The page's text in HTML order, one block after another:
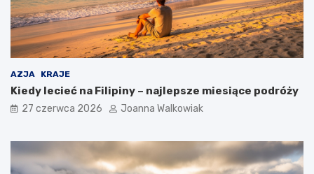
AZJA KRAJE
Kiedy lecieć na Filipiny – najlepsze miesiące podróży
27 czerwca 2026 Joanna Walkowiak